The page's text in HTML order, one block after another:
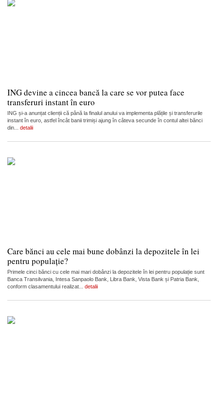
ING devine a cincea bancă la care se vor putea face
transferuri instant în euro
ING și-a anunțat clienții că până la finalul anului va implementa plățile și transferurile
instant în euro, astfel încât banii trimiși ajung în câteva secunde în contul altei bănci
din... detalii
Care bănci au cele mai bune dobânzi la depozitele în lei
pentru populație?
Primele cinci bănci cu cele mai mari dobânzi la depozitele în lei pentru populație sunt
Banca Transilvania, Intesa Sanpaolo Bank, Libra Bank, Vista Bank și Patria Bank,
conform clasamentului realizat... detalii